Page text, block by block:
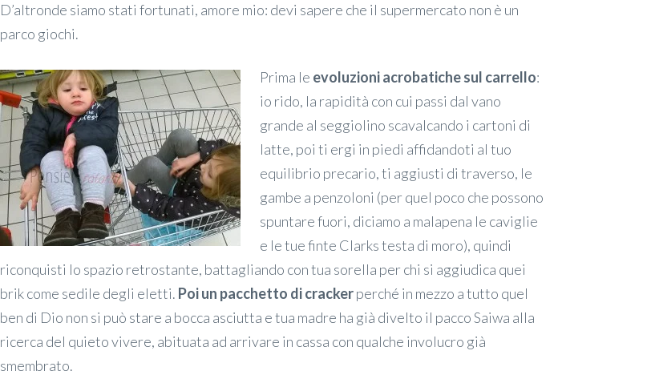
D’altronde siamo stati fortunati, amore mio: devi sapere che il supermercato non è un
parco giochi.
Prima le evoluzioni acrobatiche sul carrello:
io rido, la rapidità con cui passi dal vano
grande al seggiolino scavalcando i cartoni di
latte, poi ti ergi in piedi affidandoti al tuo
equilibrio precario, ti aggiusti di traverso, le
gambe a penzoloni (per quel poco che possono
spuntare fuori, diciamo a malapena le caviglie
e le tue finte Clarks testa di moro), quindi
riconquisti lo spazio retrostante, battagliando con tua sorella per chi si aggiudica quei
brik come sedile degli eletti. Poi un pacchetto di crackerperché in mezzo a tutto quel
ben di Dio non si può stare a bocca asciutta e tua madre ha già divelto il pacco Saiwa alla
ricerca del quieto vivere, abituata ad arrivare in cassa con qualche involucro già
smembrato.